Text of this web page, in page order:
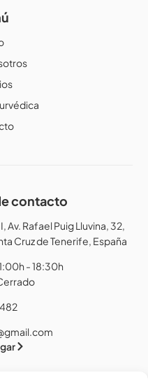
contacto
Av. Rafael Puig Lluvina, 32,
Cruz de Tenerife, España
- 18:30h